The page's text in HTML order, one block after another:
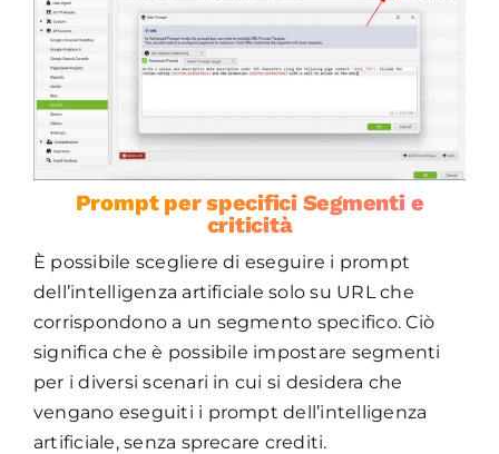
Prompt per specifici Segmenti e
criticità
È possibile scegliere di eseguire i prompt
dell’intelligenza artificiale solo su URL che
corrispondono a un segmento specifico. Ciò
significa che è possibile impostare segmenti
per i diversi scenari in cui si desidera che
vengano eseguiti i prompt dell’intelligenza
artificiale, senza sprecare crediti.